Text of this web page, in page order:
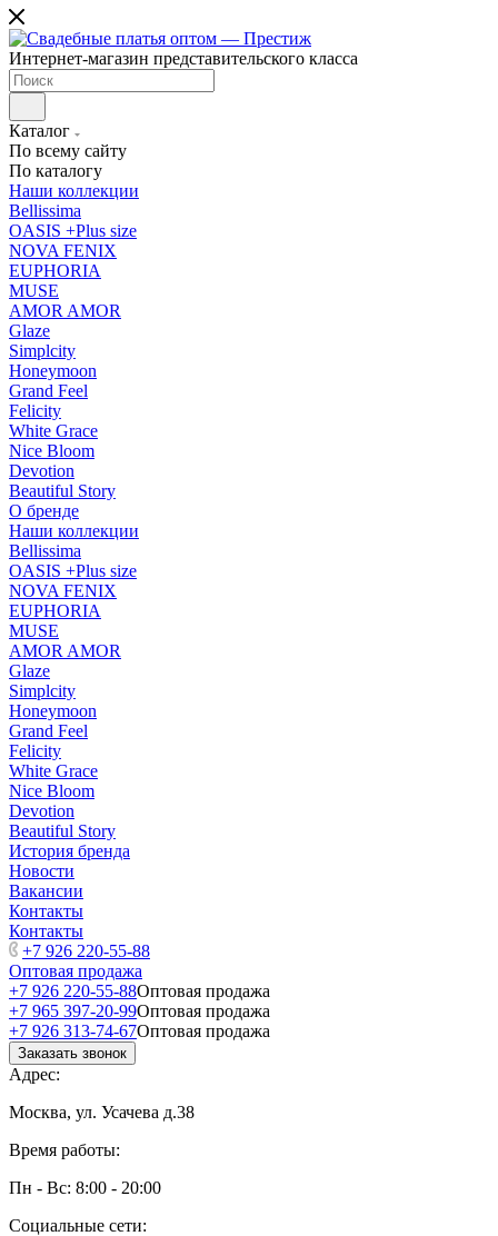
Интернет-магазин представительского класса
Каталог
По всему сайту
По каталогу
Наши коллекции
Bellissima
OASIS +Plus size
NOVA FENIX
EUPHORIA
MUSE
AMOR AMOR
Glaze
Simplcity
Honeymoon
Grand Feel
Felicity
White Grace
Nice Bloom
Devotion
Beautiful Story
О бренде
Наши коллекции
Bellissima
OASIS +Plus size
NOVA FENIX
EUPHORIA
MUSE
AMOR AMOR
Glaze
Simplcity
Honeymoon
Grand Feel
Felicity
White Grace
Nice Bloom
Devotion
Beautiful Story
История бренда
Новости
Вакансии
Контакты
Контакты
+7 926 220-55-88
Оптовая продажа
+7 926 220-55-88Оптовая продажа
+7 965 397-20-99Оптовая продажа
+7 926 313-74-67Оптовая продажа
Заказать звонок
Адрес:
Москва, ул. Усачева д.38
Время работы:
Пн - Вс: 8:00 - 20:00
Социальные сети: